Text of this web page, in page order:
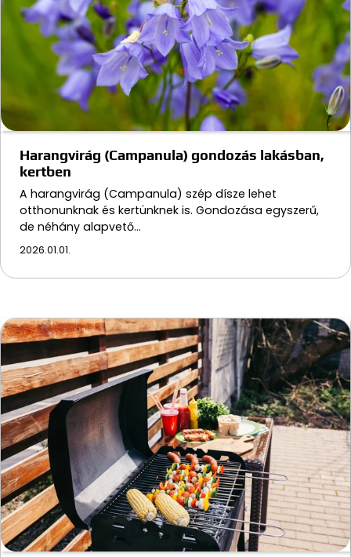
Harangvirág (Campanula) gondozás lakásban,
kertben
A harangvirág (Campanula) szép dísze lehet
otthonunknak és kertünknek is. Gondozása egyszerű,
de néhány alapvető…
2026.01.01.